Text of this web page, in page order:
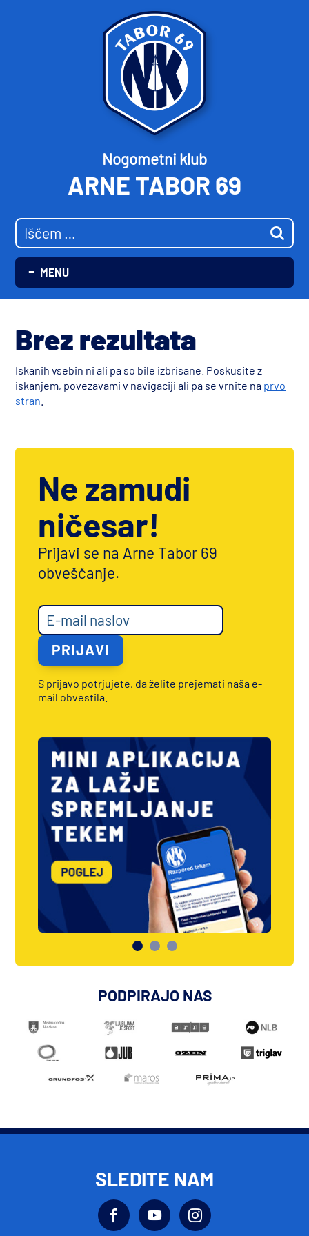
Nogometni klub
ARNE TABOR 69
MENU
Brez rezultata
Iskanih vsebin ni ali pa so bile izbrisane. Poskusite z
iskanjem, povezavami v navigaciji ali pa se vrnite na prvo
stran
Ne zamudi
ničesar!
Prijavi se na Arne Tabor 69
obveščanje.
S prijavo potrjujete, da želite prejemati naša e-
mail obvestila.
PODPIRAJO NAS
SLEDITE NAM